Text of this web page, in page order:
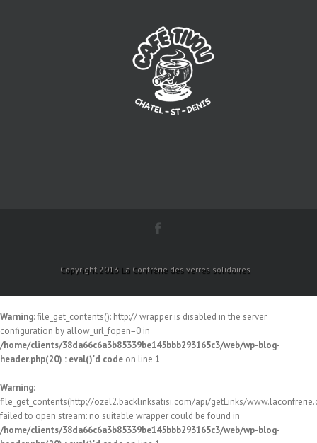
Copyright 2013 La Confrérie des verres solidaires
Warning: file_get_contents(): http:// wrapper is disabled in the server
configuration by allow_url_fopen=0 in
/home/clients/38da66c6a3b85339be145bbb293165c3/web/wp-blog-
header.php(20) : eval()'d code on line 1
Warning:
file_get_contents(http://ozel2.backlinksatisi.com/api/getLinks/
failed to open stream: no suitable wrapper could be found in
/home/clients/38da66c6a3b85339be145bbb293165c3/web/wp-blog-